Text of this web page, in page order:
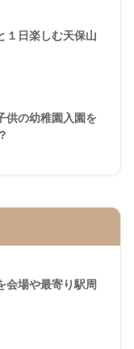
１日楽しむ天保山
供の幼稚園入園を
会場や最寄り駅周